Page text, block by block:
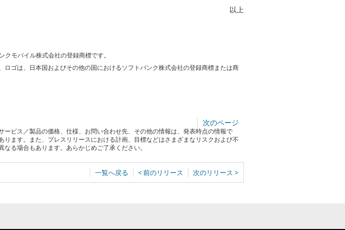
以上
モバイル株式会社の登録商標です。
ロゴは、日本国およびその他の国におけるソフトバンク株式会社の登録商標または商
次のページ
ービス／製品の価格、仕様、お問い合わせ先、その他の情報は、発表時点の情報で
ります。また、プレスリリースにおける計画、目標などはさまざまなリスクおよび不
る場合もあります。あらかじめご了承ください。
一覧へ戻る < 前のリリース 次のリリース >